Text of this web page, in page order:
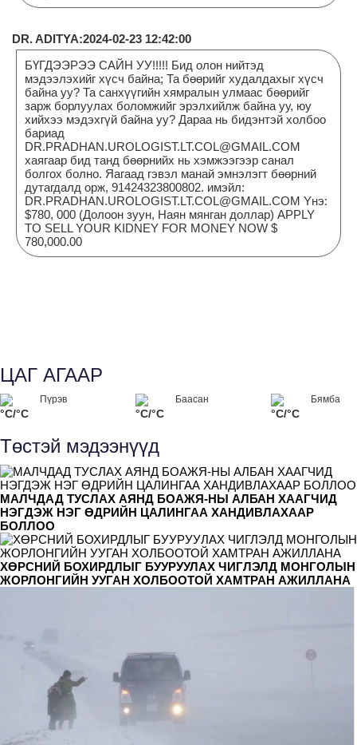
DR. ADITYA:2024-02-23 12:42:00
БҮГДЭЭРЭЭ САЙН УУ!!!!! Бид олон нийтэд
мэдээлэхийг хүсч байна; Та бөөрийг худалдахыг хүсч
байна уу? Та санхүүгийн хямралын улмаас бөөрийг
зарж борлуулах боломжийг эрэлхийлж байна уу, юу
хийхээ мэдэхгүй байна уу? Дараа нь бидэнтэй холбоо
бариад
DR.PRADHAN.UROLOGIST.LT.COL@GMAIL.COM
хаягаар бид танд бөөрнийх нь хэмжээгээр санал
болгох болно. Яагаад гэвэл манай эмнэлэгт бөөрний
дутагдалд орж, 91424323800802. имэйл:
DR.PRADHAN.UROLOGIST.LT.COL@GMAIL.COM Yнэ:
$780, 000 (Долоон зуун, Наян мянган доллар) APPLY
TO SELL YOUR KIDNEY FOR MONEY NOW $
780,000.00
ЦАГ АГААР
Пүрэв
°C/°C
Баасан
°C/°C
Бямба
°C/°C
Төстэй мэдээнүүд
МАЛЧДАД ТУСЛАХ АЯНД БОАЖЯ-НЫ АЛБАН ХААГЧИД
НЭГДЭЖ НЭГ ӨДРИЙН ЦАЛИНГАА ХАНДИВЛАХААР
БОЛЛОО
ХӨРСНИЙ БОХИРДЛЫГ БУУРУУЛАХ ЧИГЛЭЛД МОНГОЛЫН
ЖОРЛОНГИЙН УУГАН ХОЛБООТОЙ ХАМТРАН АЖИЛЛАНА